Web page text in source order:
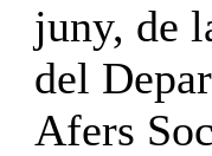
juny, de
del
Afers